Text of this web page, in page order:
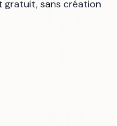
sans création